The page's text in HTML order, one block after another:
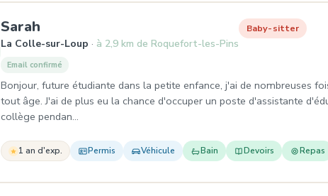
Sarah , Baby-sitter à La Colle-sur-Loup
La Colle-sur-Loup à 2,9 km de Roquefort-les-Pins
Baby-sitter
Email confirmé
Bonjour, future étudiante dans la petite enfance, j'ai de nombreuses
tout âge. J'ai de plus eu la chance d'occuper un poste d'assistante
collège pendan…
1 an d'exp. Permis Véhicule Bain Devoirs Repas